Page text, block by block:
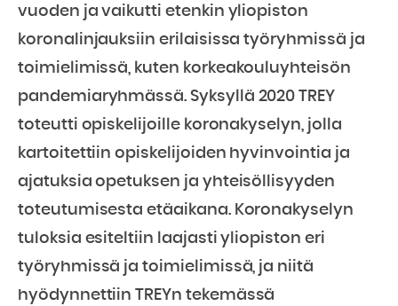
vuoden ja vaikutti etenkin yliopiston
koronalinjauksiin erilaisissa työryhmissä ja
toimielimissä, kuten korkeakouluyhteisön
pandemiaryhmässä. Syksyllä 2020 TREY
toteutti opiskelijoille koronakyselyn, jolla
kartoitettiin opiskelijoiden hyvinvointia ja
ajatuksia opetuksen ja yhteisöllisyyden
toteutumisesta etäaikana. Koronakyselyn
tuloksia esiteltiin laajasti yliopiston eri
työryhmissä ja toimielimissä, ja niitä
hyödynnettiin TREYn tekemässä